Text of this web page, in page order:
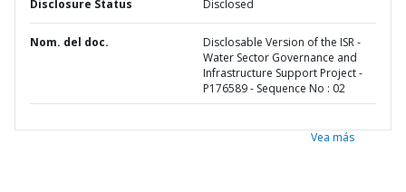
Disclosure Status Disclosed
Nom. del doc.
Disclosable Version of the ISR -
Water Sector Governance and
Infrastructure Support Project -
P176589 - Sequence No : 02
Vea más